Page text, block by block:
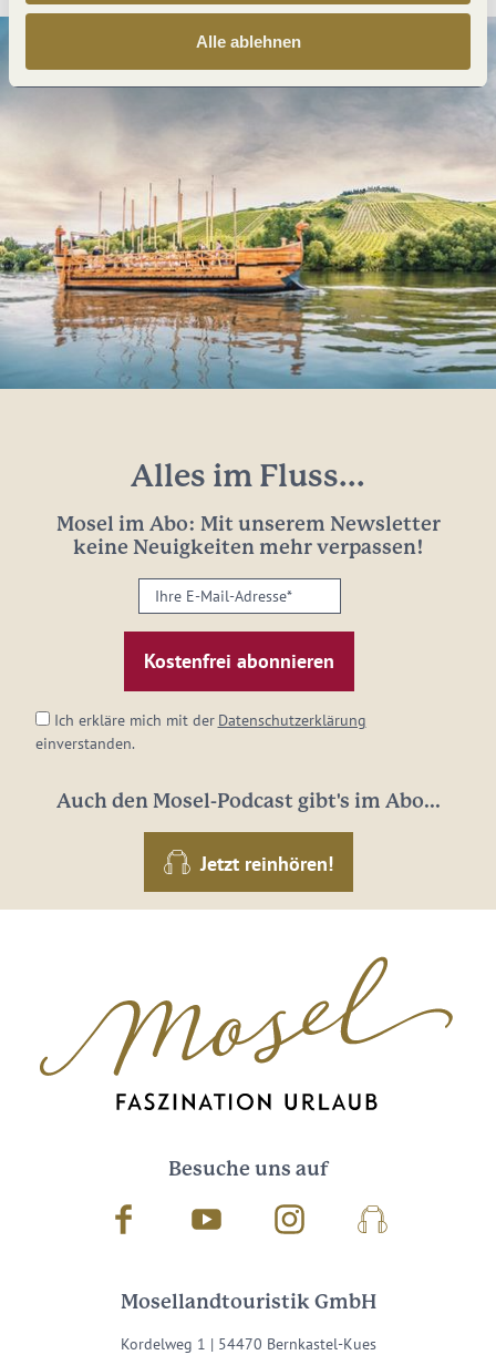
Alle ablehnen
Alles im Fluss...
Mosel im Abo: Mit unserem Newsletter
keine Neuigkeiten mehr verpassen!
Ihre
E-
Mail-
Adresse:
Ich erkläre mich mit der Datenschutzerklärung
einverstanden.
Auch den Mosel-Podcast gibt's im Abo...
Jetzt reinhören!
Besuche uns auf
Facebook Youtube InstagramPodcast
Mosellandtouristik GmbH
Kordelweg 1 | 54470 Bernkastel-Kues